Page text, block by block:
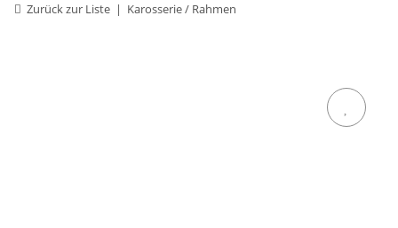
Zurück zur Liste Karosserie / Rahmen